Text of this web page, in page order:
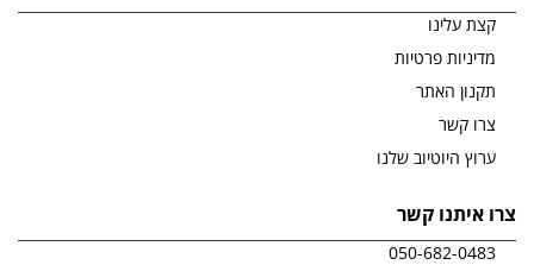
קצת עלינו
מדיניות פרטיות
תקנון האתר
צרו קשר
ערוץ היוטיוב שלנו
צרו איתנו קשר
050-682-0483